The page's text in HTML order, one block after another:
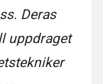
Deras
uppdraget